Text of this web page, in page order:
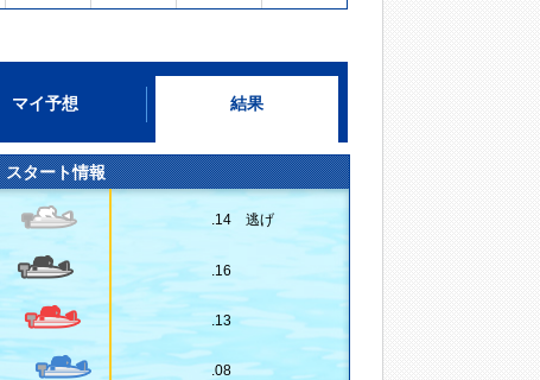
マイ予想 結果
スタート情報
.14 逃げ
.16
.13
.08